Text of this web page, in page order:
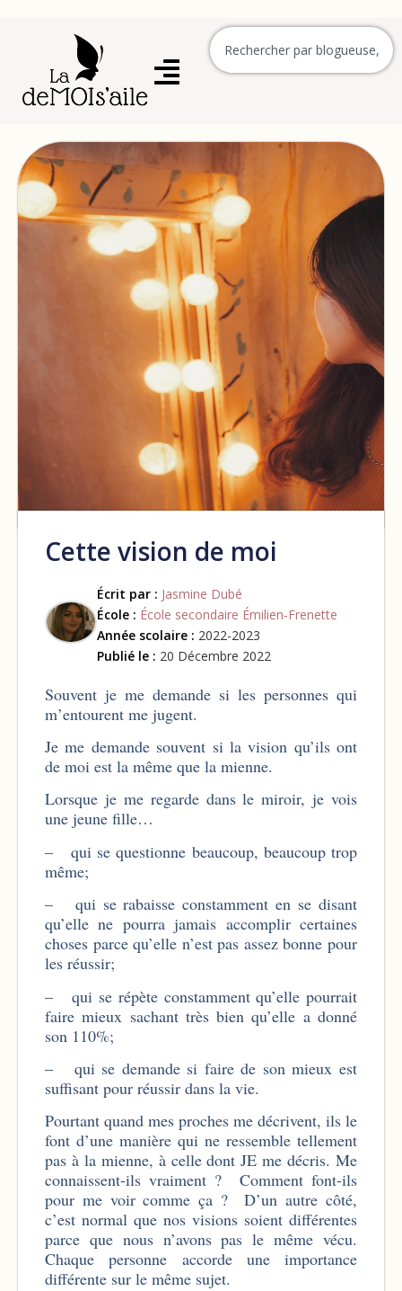
Cette vision de moi
Écrit par : Jasmine Dubé
École : École secondaire Émilien-Frenette
Année scolaire : 2022-2023
Publié le : 20 Décembre 2022
Souvent je me demande si les personnes qui
m’entourent me jugent.
Je me demande souvent si la vision qu’ils ont
de moi est la même que la mienne.
Lorsque je me regarde dans le miroir, je vois
une jeune fille…
– qui se questionne beaucoup, beaucoup trop
même;
– qui se rabaisse constamment en se disant
qu’elle ne pourra jamais accomplir certaines
choses parce qu’elle n’est pas assez bonne pour
les réussir;
– qui se répète constamment qu’elle pourrait
faire mieux sachant très bien qu’elle a donné
son 110%;
– qui se demande si faire de son mieux est
suffisant pour réussir dans la vie.
Pourtant quand mes proches me décrivent, ils le
font d’une manière qui ne ressemble tellement
pas à la mienne, à celle dont JE me décris. Me
connaissent-ils vraiment ? Comment font-ils
pour me voir comme ça ? D’un autre côté,
c’est normal que nos visions soient différentes
parce que nous n’avons pas le même vécu.
Chaque personne accorde une importance
différente sur le même sujet.